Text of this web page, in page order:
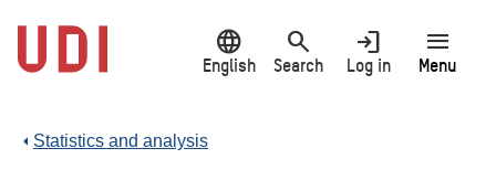
main
content
language
English
search
Search
login
Log in
menu
Menu
Statistics and analysis